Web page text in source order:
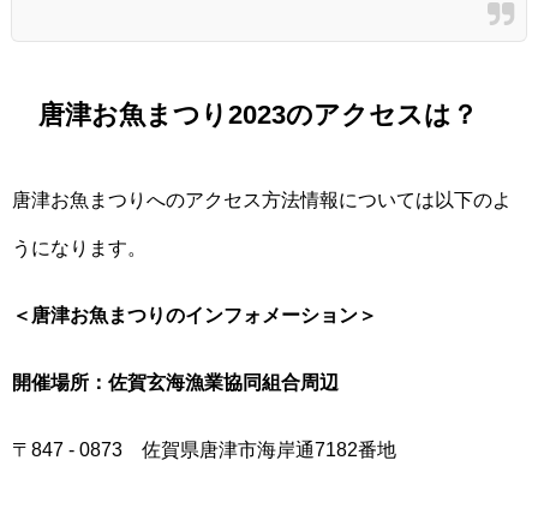
唐津お魚まつり2023のアクセスは？
唐津お魚まつりへのアクセス方法情報については以下のよ
うになります。
＜唐津お魚まつりのインフォメーション＞
開催場所：佐賀玄海漁業協同組合周辺
〒847 - 0873 佐賀県唐津市海岸通7182番地